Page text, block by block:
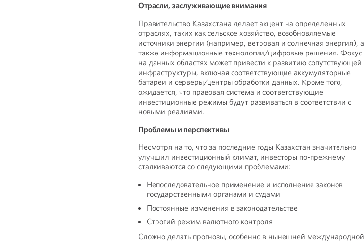
Отрасли, заслуживающие внимания
Правительство Казахстана делает акцент на определенных
отраслях, таких как сельское хозяйство, возобновляемые
источники энергии (например, ветровая и солнечная энергия), а
также информационные технологии/цифровые решения. Фокус
на данных областях может привести к развитию сопутствующей
инфраструктуры, включая соответствующие аккумуляторные
батареи и серверы/центры обработки данных. Кроме того,
ожидается, что правовая система и соответствующие
инвестиционные режимы будут развиваться в соответствии с
новыми реалиями.
Проблемы и перспективы
Несмотря на то, что за последние годы Казахстан значительно
улучшил инвестиционный климат, инвесторы по-прежнему
сталкиваются со следующими проблемами:
Непоследовательное применение и исполнение законов
государственными органами и судами
Постоянные изменения в законодательстве
Строгий режим валютного контроля
Сложно делать прогнозы, особенно в нынешней международной